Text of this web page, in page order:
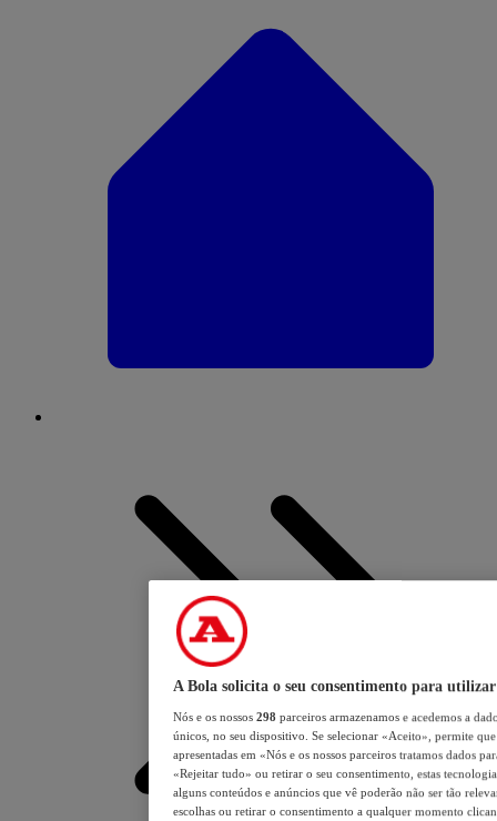
A Bola solicita o seu consentimento para utilizar
Nós e os nossos 298 parceiros armazenamos e acedemos a
únicos, no seu dispositivo. Se selecionar «Aceito», permite
apresentadas em «Nós e os nossos parceiros tratamos dados
«Rejeitar tudo» ou retirar o seu consentimento, estas
alguns conteúdos e anúncios que vê poderão não ser tão
escolhas ou retirar o consentimento a qualquer momento